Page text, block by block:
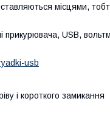
місцями,
прикурювача, USB,
usb
і короткого замикання